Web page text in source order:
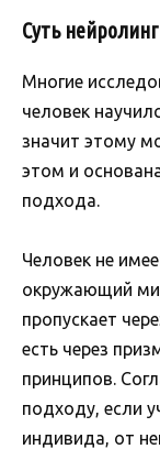
Суть
Многие
человек
значит этому
этом и
подхода.
Человек не
окружающий
пропускает
есть через
принципов.
подходу, если
индивида, от